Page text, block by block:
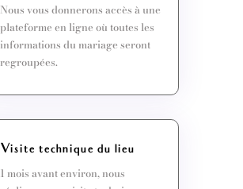
Nous vous donnerons accès à une
plateforme en ligne où toutes les
informations du mariage seront
regroupées.
Visite technique du lieu
1 mois avant environ, nous